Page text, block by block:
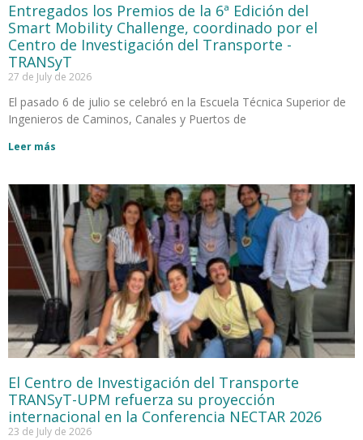
Entregados los Premios de la 6ª Edición del
Smart Mobility Challenge, coordinado por el
Centro de Investigación del Transporte -
TRANSyT
27 de July de 2026
El pasado 6 de julio se celebró en la Escuela Técnica Superior de
Ingenieros de Caminos, Canales y Puertos de
Leer más
El Centro de Investigación del Transporte
TRANSyT-UPM refuerza su proyección
internacional en la Conferencia NECTAR 2026
23 de July de 2026